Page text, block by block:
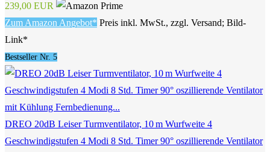
239,00 EUR
Zum Amazon Angebot* Preis inkl. MwSt., zzgl. Versand; Bild-
Link*
Bestseller Nr. 5
DREO 20dB Leiser Turmventilator, 10 m Wurfweite 4
Geschwindigstufen 4 Modi 8 Std. Timer 90° oszillierende Ventilator